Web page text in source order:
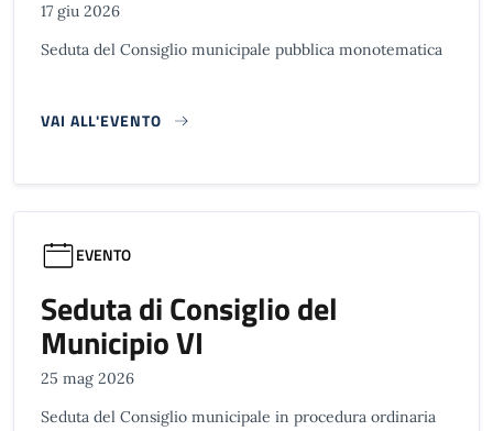
17 giu 2026
Seduta del Consiglio municipale pubblica monotematica
VAI ALL'EVENTO
EVENTO
Seduta di Consiglio del
Municipio VI
25 mag 2026
Seduta del Consiglio municipale in procedura ordinaria